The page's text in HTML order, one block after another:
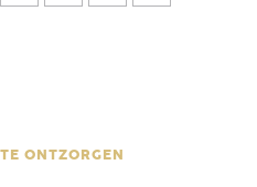
ONTZORGEN